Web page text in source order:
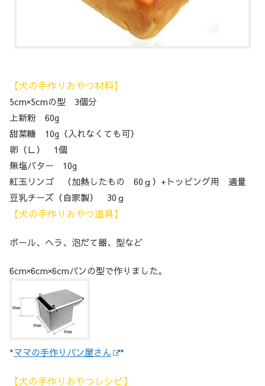
【犬の手作りおやつ材料】
5cm×5cmの型 3個分
上新粉 60g
甜菜糖 10g（入れなくても可）
卵（Ｌ） 1個
無塩バター 10g
紅玉リンゴ （加熱したもの 60ｇ）+トッピング用 適量
豆乳チーズ（自家製） 30ｇ
【犬の手作りおやつ道具】
ボール、ヘラ、泡だて器、型など
6cm×6cm×6cmパンの型で作りました。
*ママの手作りパン屋さん *
【犬の手作りおやつレシピ】